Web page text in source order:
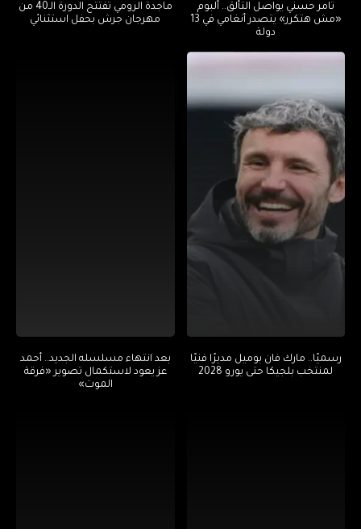
تامر حسني يواصل التألق.. ألبوم
«مش هتكرر» يتصدر أنغامي في 13
دولة
ماجدة الرومي تفتتح الدورة الـ40 من
مهرجان جرش بحفل استثنائي
رسميًا.. مارك فان بوميل مديرًا فنيًا
لمنتخب بلجيكا حتى يورو 2028
بعد انتهاء مسلسله الجديد.. أحمد
عز يعود لاستكمال تصوير «فرقة
الموت»